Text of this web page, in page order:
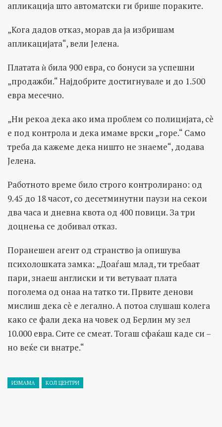
апликација што автоматски ги брише пораките.
„Кога дадов отказ, морав да ја избришам
апликацијата“, вели Јелена.
Платата ѝ била 900 евра, со бонуси за успешни
„продажби.“ Најдобрите достигнувале и до 1.500
евра месечно.
„Ни рекоа дека ако има проблем со полицијата, сè
е под контрола и дека имаме врски „горе.“ Само
треба да кажеме дека ништо не знаеме“, додава
Јелена.
Работното време било строго контролирано: од
9.45 до 18 часот, со десетминутни паузи на секои
два часа и дневна квота од 400 повици. За три
доцнења се добивал отказ.
Поранешен агент од странство ја опишува
психолошката замка: „Доаѓаш млад, ти требаат
пари, знаеш англиски и ти ветуваат плата
поголема од онаа на татко ти. Првите денови
мислиш дека сè е легално. А потоа слушаш колега
како се фали дека на човек од Берлин му зел
10.000 евра. Сите се смеат. Тогаш сфаќаш каде си –
но веќе си внатре.“
ИЗМАМА КОЛ ЦЕНТРИ